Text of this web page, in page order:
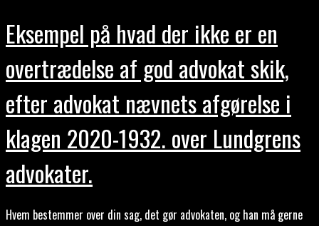
Eksempel på hvad der ikke er en
overtrædelse af god advokat skik,
efter advokat nævnets afgørelse i
klagen 2020-1932. over Lundgrens
advokater.
Hvem bestemmer over din sag, det gør advokaten, og han må gerne